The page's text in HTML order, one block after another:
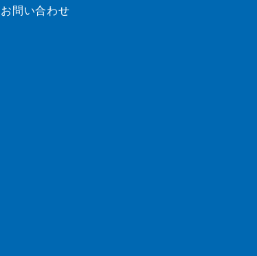
お問い合わせ